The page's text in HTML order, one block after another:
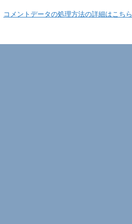
コメントデータの処理方法の詳細はこちら